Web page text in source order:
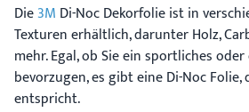
Die3M Di-Noc Dekorfolie ist in
Texturen erhältlich, darunter Holz,
mehr. Egal, ob Sie ein sportliches
bevorzugen, es gibt eine Di-Noc
entspricht.